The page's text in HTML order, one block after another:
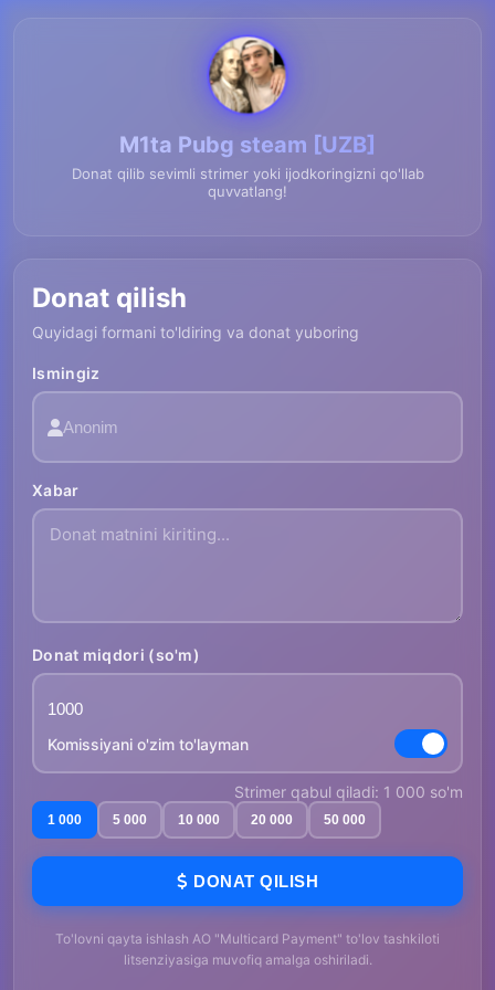
M1ta Pubg steam [UZB]
Donat qilib sevimli strimer yoki ijodkoringizni qo'llab
quvvatlang!
Donat qilish
Quyidagi formani to'ldiring va donat yuboring
Ismingiz
Xabar
Donat miqdori (so'm)
Komissiyani o'zim to'layman
Strimer qabul qiladi: 1 000 so'm
1 000 5 000 10 000 20 000 50 000
DONAT QILISH
To'lovni qayta ishlash AO "Multicard Payment" to'lov tashkiloti
litsenziyasiga muvofiq amalga oshiriladi.